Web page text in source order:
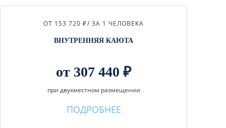
ОТ 153 720 ₽/ ЗА 1 ЧЕЛОВЕКА
ВНУТРЕННЯЯ КАЮТА
от 307 440 ₽
при двухместном размещении
ПОДРОБНЕЕ